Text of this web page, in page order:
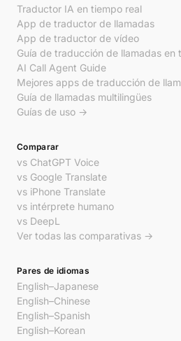
Traductor IA en tiempo real
App de traductor de llamadas
App de traductor de vídeo
Guía de traducción de llamadas en
AI Call Agent Guide
Mejores apps de traducción de
Guía de llamadas multilingües
Guías de uso →
Comparar
vs ChatGPT Voice
vs Google Translate
vs iPhone Translate
vs intérprete humano
vs DeepL
Ver todas las comparativas →
Pares de idiomas
English–Japanese
English–Chinese
English–Spanish
English–Korean